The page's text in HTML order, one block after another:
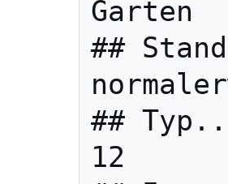
Garten
##
##
12